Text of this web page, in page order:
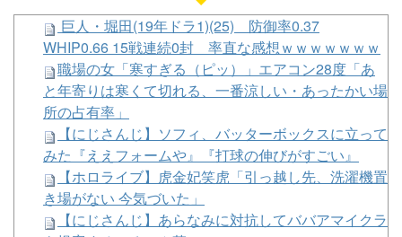
Powered by livedoor 相互RSS
巨人・堀田(19年ドラ1)(25) 防御率0.37
WHIP0.66 15戦連続0封 率直な感想ｗｗｗｗｗｗｗ
職場の女「寒すぎる（ピッ）」エアコン28度「あ
と年寄りは寒くて切れる、一番涼しい・あったかい場
所の占有率」
【にじさんじ】ソフィ、バッターボックスに立って
みた『ええフォームや』『打球の伸びがすごい』
【ホロライブ】虎金妃笑虎「引っ越し先、洗濯機置
き場がない 今気づいた」
【にじさんじ】あらなみに対抗してババアマイクラ